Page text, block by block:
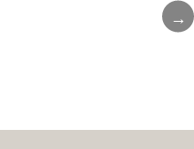
→